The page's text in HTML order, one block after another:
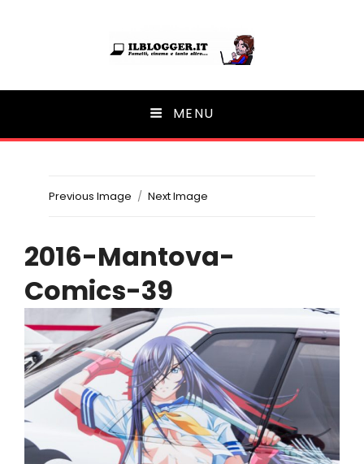
Ilblogger.it
Il portalino di blog | MENU
Previous Image Next Image
2016-Mantova-
Comics-39